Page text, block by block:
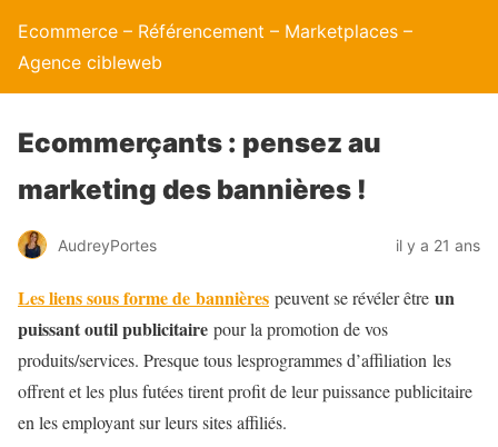
Ecommerce – Référencement – Marketplaces –
Agence cibleweb
Ecommerçants : pensez au
marketing des bannières !
AudreyPortes il y a 21 ans
Les liens sous forme de bannières peuvent se révéler être un
puissant outil publicitaire pour la promotion de vos
produits/services. Presque tous lesprogrammes d’affiliation les
offrent et les plus futées tirent profit de leur puissance publicitaire
en les employant sur leurs sites affiliés.